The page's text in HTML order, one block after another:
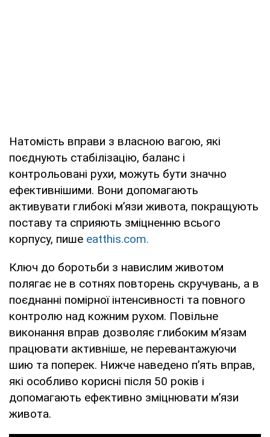
Натомість вправи з власною вагою, які
поєднують стабілізацію, баланс і
контрольовані рухи, можуть бути значно
ефективнішими. Вони допомагають
активувати глибокі м’язи живота, покращують
поставу та сприяють зміцненню всього
корпусу, пише eatthis.com.
Ключ до боротьби з навислим животом
полягає не в сотнях повторень скручувань, а в
поєднанні помірної інтенсивності та повного
контролю над кожним рухом. Повільне
виконання вправ дозволяє глибоким м’язам
працювати активніше, не перевантажуючи
шию та поперек. Нижче наведено п’ять вправ,
які особливо корисні після 50 років і
допомагають ефективно зміцнювати м’язи
живота.